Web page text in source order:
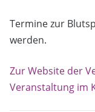
Termine zur
werden.
Zur Website der
Veranstaltung im